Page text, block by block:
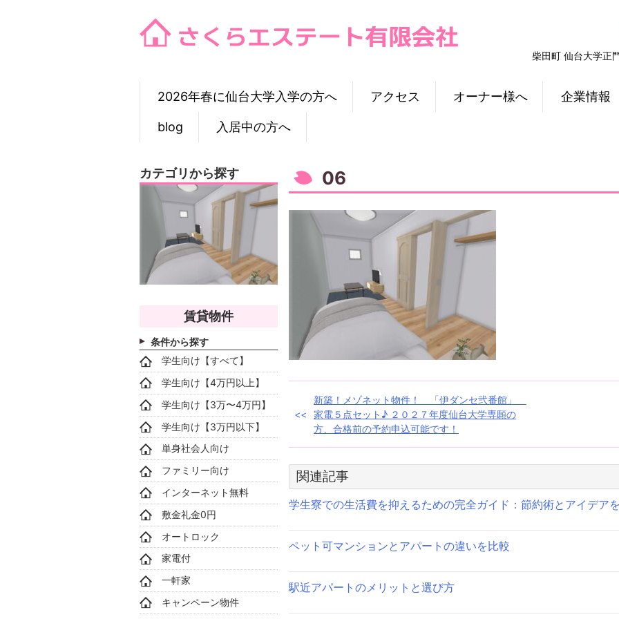
柴田町 仙台大学正
2026年春に仙台大学入学の方へ アクセス オーナー様へ 企業情報
blog 入居中の方へ
06
ナ
ビ
ゲ
ー
シ
ョ
新築！メゾネット物件！ 「伊ダンセ弐番館」
家電５点セット♪ ２０２７年度仙台大学専願の
方、合格前の予約申込可能です！
関連記事
学生寮での生活費を抑えるための完全ガイド：節約術とアイデア
ペット可マンションとアパートの違いを比較
駅近アパートのメリットと選び方
カテゴリから探す
賃貸物件
条件から探す
学生向け【すべて】
学生向け【4万円以上】
学生向け【3万〜4万円】
学生向け【3万円以下】
単身社会人向け
ファミリー向け
インターネット無料
敷金礼金0円
オートロック
家電付
一軒家
キャンペーン物件